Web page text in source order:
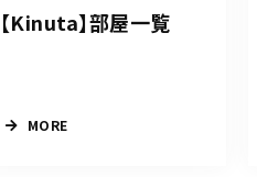
【Kinuta】部屋一覧
MORE